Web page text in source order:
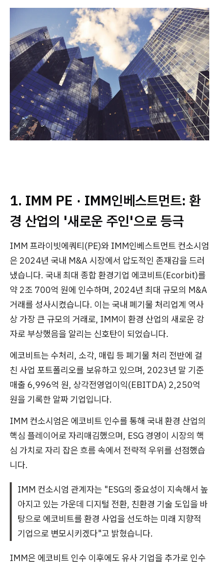
1. IMM PE · IMM인베스트먼트: 환
경 산업의 '새로운 주인'으로 등극
IMM 프라이빗에쿼티(PE)와 IMM인베스트먼트 컨소시엄
은 2024년 국내 M&A 시장에서 압도적인 존재감을 드러
냈습니다. 국내 최대 종합 환경기업 에코비트(Ecorbit)를
약 2조 700억 원에 인수하며, 2024년 최대 규모의 M&A
거래를 성사시켰습니다. 이는 국내 폐기물 처리업계 역사
상 가장 큰 규모의 거래로, IMM이 환경 산업의 새로운 강
자로 부상했음을 알리는 신호탄이 되었습니다.
에코비트는 수처리, 소각, 매립 등 폐기물 처리 전반에 걸
친 사업 포트폴리오를 보유하고 있으며, 2023년 말 기준
매출 6,996억 원, 상각전영업이익(EBITDA) 2,250억
원을 기록한 알짜 기업입니다.
IMM 컨소시엄은 에코비트 인수를 통해 국내 환경 산업의
핵심 플레이어로 자리매김했으며, ESG 경영이 시장의 핵
심 가치로 자리 잡은 흐름 속에서 전략적 우위를 선점했습
니다.
IMM 컨소시엄 관계자는 "ESG의 중요성이 지속해서 높
아지고 있는 가운데 디지털 전환, 친환경 기술 도입을 바
탕으로 에코비트를 환경 사업을 선도하는 미래 지향적
기업으로 변모시키겠다"고 밝혔습니다.
IMM은 에코비트 인수 이후에도 유사 기업을 추가로 인수